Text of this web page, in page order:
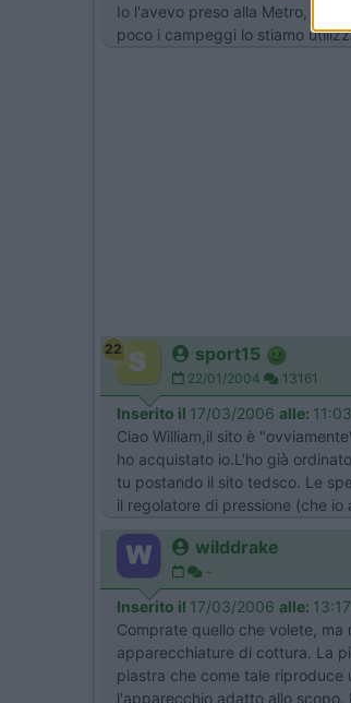
Io l'avevo preso alla Metro,
poco i campeggi lo stiamo
22 sport15
22/01/2004 13161
Inserito il 17/03/2006 alle:
Ciao William,il sito è
ho acquistato io.L'ho già
tu postando il sito tedsco. Le
il regolatore di pressione (che
wilddrake
-
Inserito il 17/03/2006 alle:
Comprate quello che volete,
apparecchiature di cottura. La
piastra che come tale riproduce
l'apparecchio adatto allo